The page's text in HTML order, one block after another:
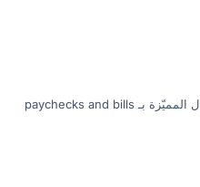
استبدل القيم النموذجية في خلايا الإدخال المميّزة بـ paychecks and bills